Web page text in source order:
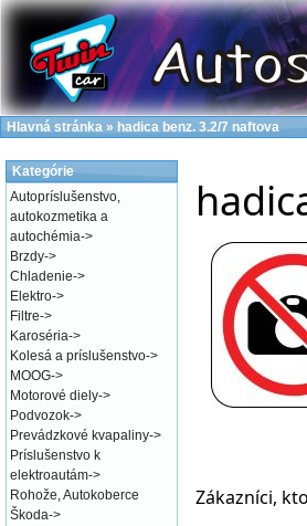
Zákazníci,
Kategórie
Autopríslušenstvo,
autokozmetika a
autochémia->
Brzdy->
Chladenie->
Elektro->
Filtre->
Karoséria->
Kolesá a príslušenstvo->
MOOG->
Motorové diely->
Podvozok->
Prevádzkové kvapaliny->
Príslušenstvo k
elektroautám->
Rohože, Autokoberce
Škoda->
Hlavná stránka » hadica benz. 3.2/7 naftova